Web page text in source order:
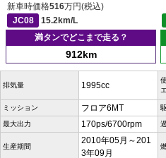
新車時価格516万円(税込)
JC08
15.2km/L
満タンでどこまで走る？
912km
排気量 1995cc
ミッション フロア6MT
最大出力 170ps/6700rpm
生産期間
2010年05月～201
3年09月